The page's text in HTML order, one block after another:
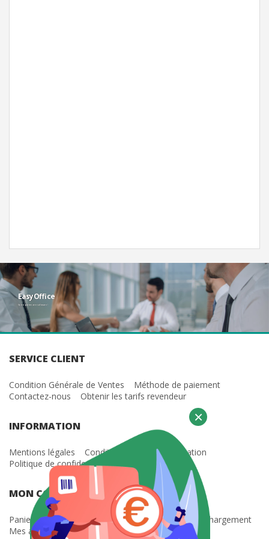
Microsoft 365 Famille
€00 HT
Acheter
EasyOffice
Votre partenaire software !
SERVICE CLIENT
Condition Générale de Ventes
Méthode de paiement
Contactez-nous
Obtenir les tarifs revendeur
INFORMATION
Mentions légales
Condition Générale d'Utilisation
Politique de confidentialité
MON COMPTE
Paniers en cours Mes factures Mes clés
Téléchargement
Mes abonnements
×